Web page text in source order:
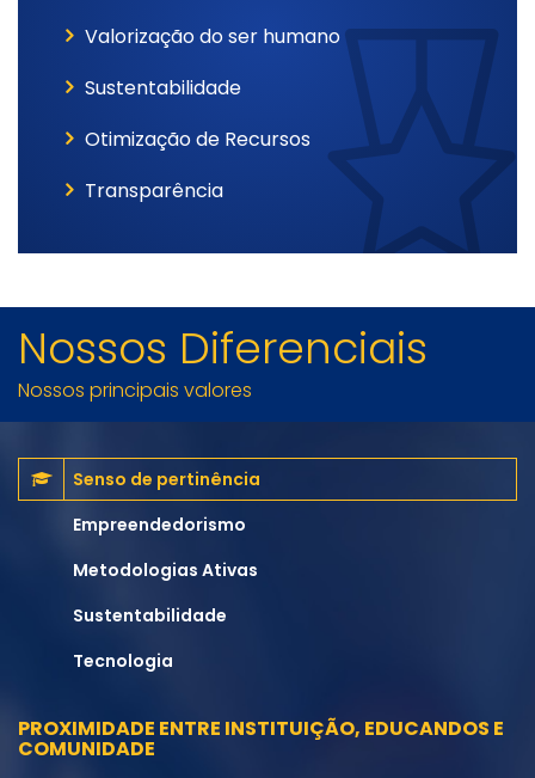
Valorização do ser humano
Sustentabilidade
Otimização de Recursos
Transparência
Nossos Diferenciais
Nossos principais valores
Senso de pertinência
Empreendedorismo
Metodologias Ativas
Sustentabilidade
Tecnologia
PROXIMIDADE ENTRE INSTITUIÇÃO, EDUCANDOS E
COMUNIDADE